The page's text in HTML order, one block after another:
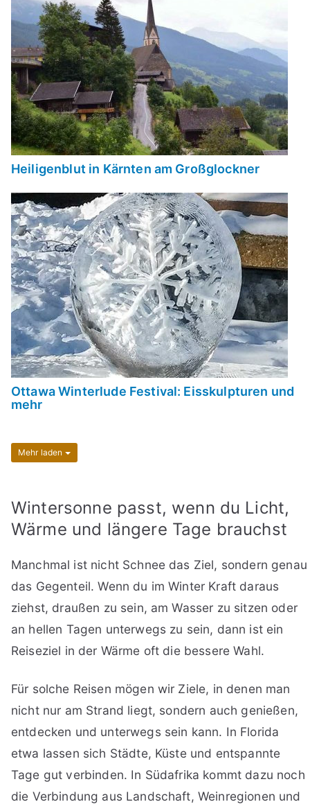
Heiligenblut in Kärnten am Großglockner
Ottawa Winterlude Festival: Eisskulpturen und
mehr
Mehr laden
Wintersonne passt, wenn du Licht,
Wärme und längere Tage brauchst
Manchmal ist nicht Schnee das Ziel, sondern genau
das Gegenteil. Wenn du im Winter Kraft daraus
ziehst, draußen zu sein, am Wasser zu sitzen oder
an hellen Tagen unterwegs zu sein, dann ist ein
Reiseziel in der Wärme oft die bessere Wahl.
Für solche Reisen mögen wir Ziele, in denen man
nicht nur am Strand liegt, sondern auch genießen,
entdecken und unterwegs sein kann. In Florida
etwa lassen sich Städte, Küste und entspannte
Tage gut verbinden. In Südafrika kommt dazu noch
die Verbindung aus Landschaft, Weinregionen und